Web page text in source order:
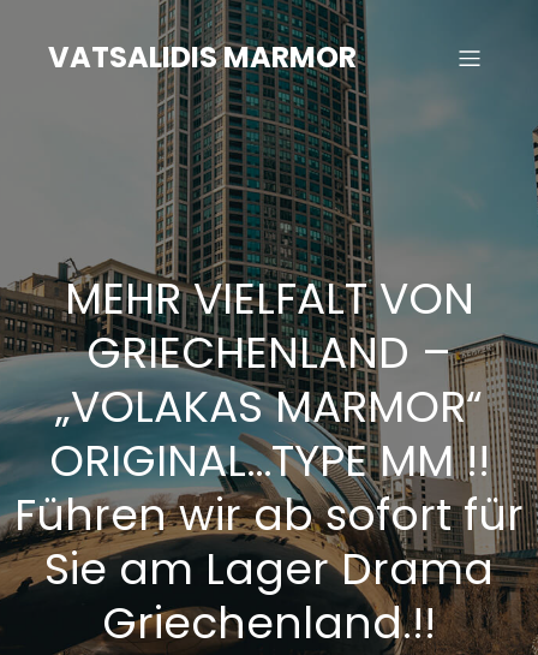
springenVATSALIDIS MARMOR
MEHR VIELFALT VON
GRIECHENLAND –
„VOLAKAS MARMOR“
ORIGINAL…TYPE MM !!
Führen wir ab sofort für
Sie am Lager Drama
Griechenland.!!